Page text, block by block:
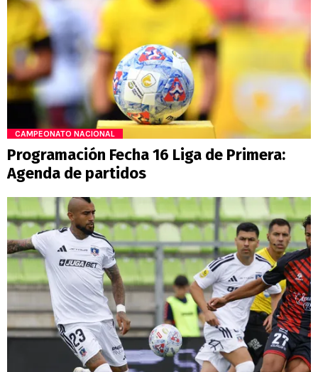
CAMPEONATO NACIONAL
Programación Fecha 16 Liga de Primera:
Agenda de partidos